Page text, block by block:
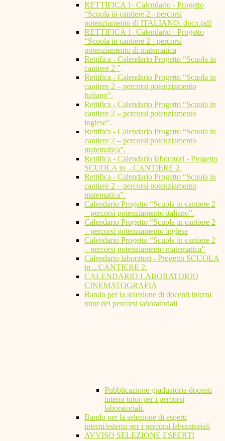
RETTIFICA 1- Calendario - Progetto
“Scuola in cantiere 2 - percorsi
potenziamento di ITALIANO. docx.pdf
RETTIFICA 1- Calendario - Progetto
“Scuola in cantiere 2 - percorsi
potenziamento di matematica
Rettifica - Calendario Progetto “Scuola in
cantiere 2 "
Rettifica - Calendario Progetto “Scuola in
cantiere 2 – percorsi potenziamento
italiano”.
Rettifica - Calendario Progetto “Scuola in
cantiere 2 – percorsi potenziamento
inglese”.
Rettifica - Calendario Progetto “Scuola in
cantiere 2 – percorsi potenziamento
matematica”.
Rettifica - Calendario laboratori - Progetto
SCUOLA in ...CANTIERE 2.
Rettifica - Calendario Progetto “Scuola in
cantiere 2 – percorsi potenziamento
matematica”.
Calendario Progetto “Scuola in cantiere 2
– percorsi potenziamento italiano”.
Calendario Progetto “Scuola in cantiere 2
– percorsi potenziamento inglese
Calendario Progetto “Scuola in cantiere 2
– percorsi potenziamento matematica”
Calendario laboratori - Progetto SCUOLA
in ...CANTIERE 2.
CALENDARIO LABORATORIO
CINEMATOGRAFIA
Bando per la selezione di docenti interni
tutor dei percorsi laboratoriali
Pubblicazione graduatoria docenti
interni tutor per i percorsi
laboratoriali.
Bando per la selezione di esperti
interni/esterni per i percorsi laboratoriali
AVVISO SELEZIONE ESPERTI